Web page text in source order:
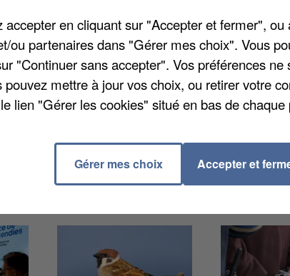
samedi au centre commercial
à son poignet l'objet convoité, relate Le
pour pouvoir lui ôter sa montre. Une
des empreintes sur la chemise de la
souterrains de Vélizy devraient être exploitées.
accepter en cliquant sur "Accepter et fermer",
ou partenaires dans "Gérer mes choix". Vous
"Continuer sans accepter". Vos préférences
pouvez mettre à jour vos choix, ou retirer votre
lien "Gérer les cookies" situé en bas de chaque
Gérer mes choix Accepter et